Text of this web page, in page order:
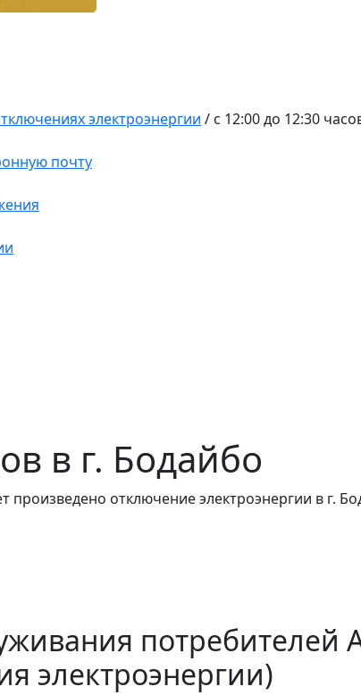
электроэнергии / с 12:00 до 12:30
почту
в г. Бодайбо
отключение электроэнергии в г.
потребителей
электроэнергии)